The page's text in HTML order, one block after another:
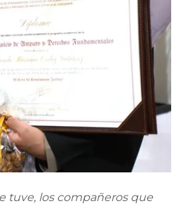
tuve, los compañeros que